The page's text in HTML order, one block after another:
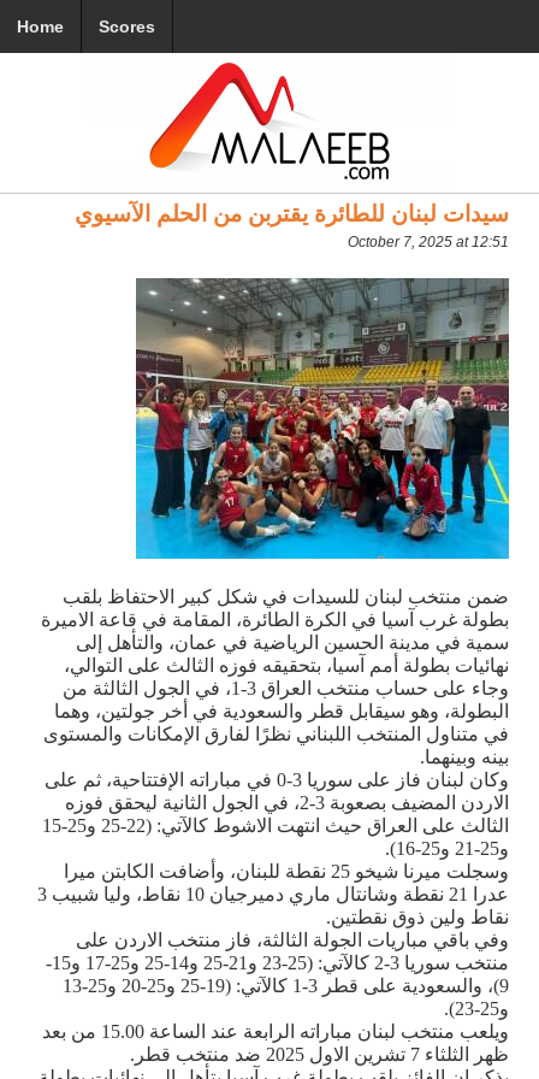
Home Scores
سيدات لبنان للطائرة يقتربن من الحلم الآسيوي
October 7, 2025 at 12:51
ضمن منتخب لبنان للسيدات في شكل كبير الاحتفاظ بلقب
بطولة غرب آسيا في الكرة الطائرة، المقامة في قاعة الاميرة
سمية في مدينة الحسين الرياضية في عمان، والتأهل إلى
نهائيات بطولة أمم آسيا، بتحقيقه فوزه الثالث على التوالي،
وجاء على حساب منتخب العراق 3-1، في الجول الثالثة من
البطولة، وهو سيقابل قطر والسعودية في أخر جولتين، وهما
في متناول المنتخب اللبناني نظرًا لفارق الإمكانات والمستوى
بينه وبينهما.
وكان لبنان فاز على سوريا 3-0 في مباراته الإفتتاحية، ثم على
الاردن المضيف بصعوبة 3-2، في الجول الثانية ليحقق فوزه
الثالث على العراق حيث انتهت الاشوط كالآتي: (22-25 و25-15
و25-21 و25-16).
وسجلت ميرنا شيخو 25 نقطة للبنان، وأضافت الكابتن ميرا
عدرا 21 نقطة وشانتال ماري دميرجيان 10 نقاط، وليا شبيب 3
نقاط ولين ذوق نقطتين.
وفي باقي مباريات الجولة الثالثة، فاز منتخب الاردن على
منتخب سوريا 3-2 كالآتي: (25-23 و21-25 و14-25 و25-17 و15-
9)، والسعودية على قطر 3-1 كالآتي: (19-25 و25-20 و25-13
و25-23).
ويلعب منتخب لبنان مباراته الرابعة عند الساعة 15.00 من بعد
ظهر الثلثاء 7 تشرين الاول 2025 ضد منتخب قطر.